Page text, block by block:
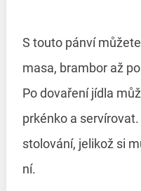
S touto pánví
masa, brambor až
Po dovaření jídla
prkénko a
stolování, jelikož si
ní.